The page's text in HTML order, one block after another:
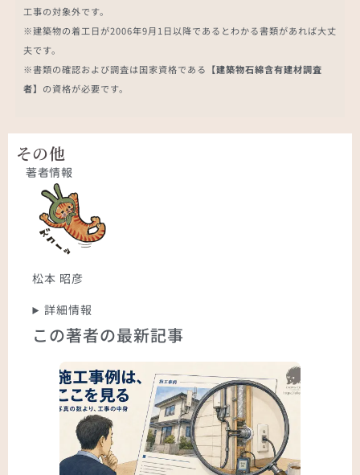
工事の対象外です。
※建築物の着工日が2006年9月1日以降であるとわかる書類があれば大丈
夫です。
※書類の確認および調査は国家資格である 【建築物石綿含有建材調査
者】 の資格が必要です。
その他
著者情報
松本 昭彦
詳細情報
この著者の最新記事